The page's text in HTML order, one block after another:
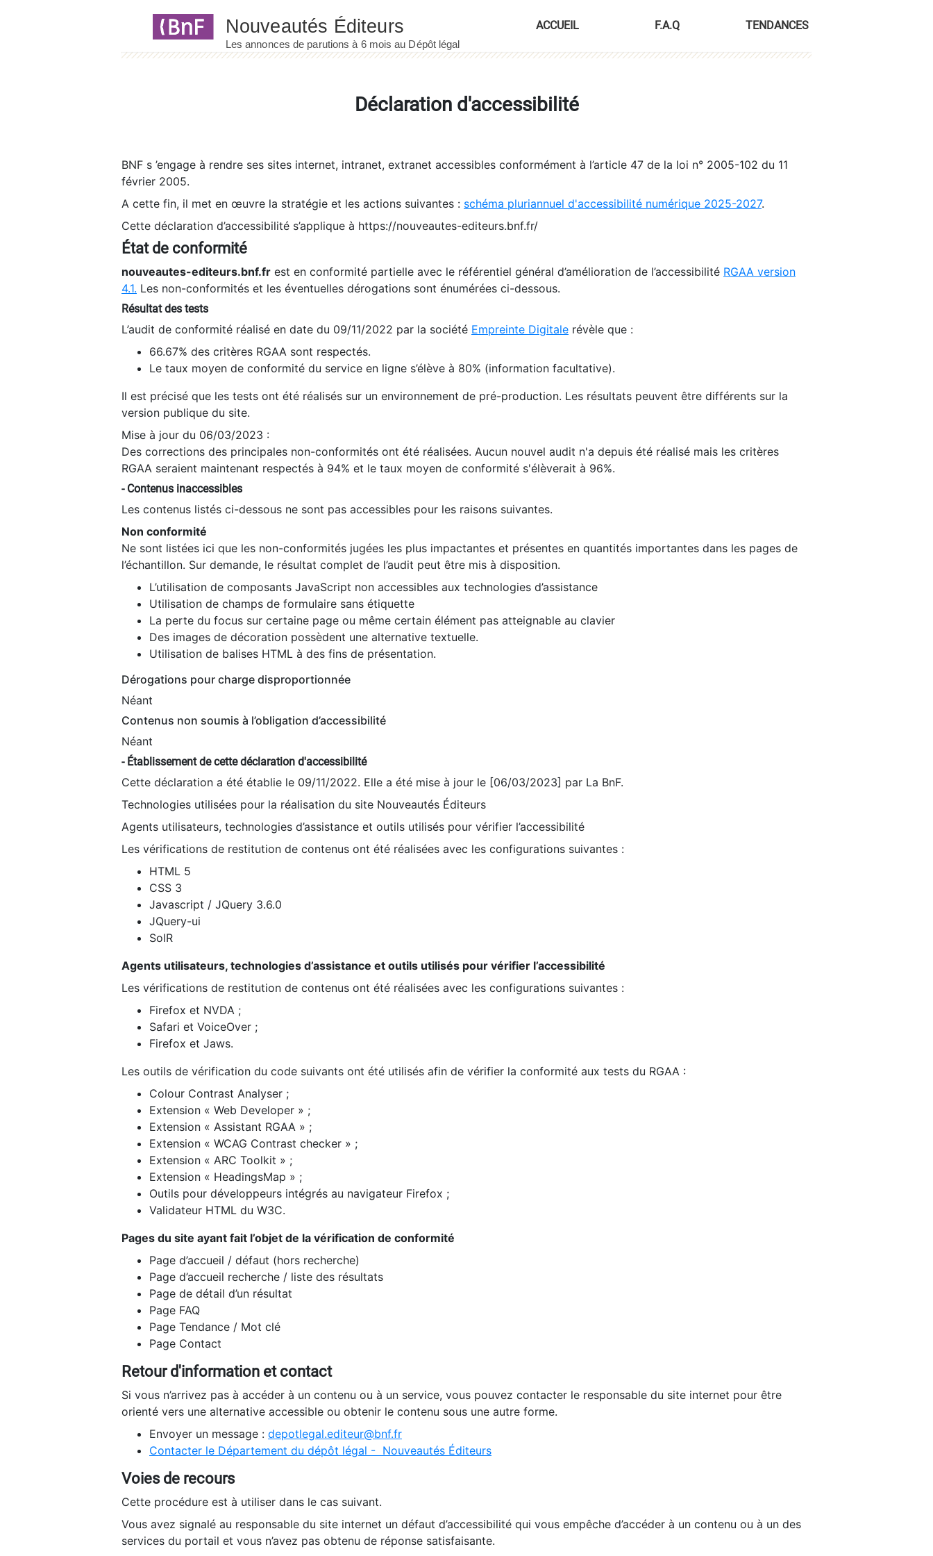
ACCUEIL F.A.Q TENDANCES
Déclaration d'accessibilité
BNF s ’engage à rendre ses sites internet, intranet, extranet accessibles conformément à l’article 47 de la loi n° 2005-102 du 11
février 2005.
A cette fin, il met en œuvre la stratégie et les actions suivantes : schéma pluriannuel d'accessibilité numérique 2025-2027.
Cette déclaration d’accessibilité s’applique à https://nouveautes-editeurs.bnf.fr/
État de conformité
nouveautes-editeurs.bnf.fr est en conformité partielle avec le référentiel général d’amélioration de l’accessibilité RGAA version
4.1. Les non-conformités et les éventuelles dérogations sont énumérées ci-dessous.
Résultat des tests
L’audit de conformité réalisé en date du 09/11/2022 par la société Empreinte Digitale révèle que :
66.67% des critères RGAA sont respectés.
Le taux moyen de conformité du service en ligne s’élève à 80% (information facultative).
Il est précisé que les tests ont été réalisés sur un environnement de pré-production. Les résultats peuvent être différents sur la
version publique du site.
Mise à jour du 06/03/2023 :
Des corrections des principales non-conformités ont été réalisées. Aucun nouvel audit n'a depuis été réalisé mais les critères
RGAA seraient maintenant respectés à 94% et le taux moyen de conformité s'élèverait à 96%.
- Contenus inaccessibles
Les contenus listés ci-dessous ne sont pas accessibles pour les raisons suivantes.
Non conformité
Ne sont listées ici que les non-conformités jugées les plus impactantes et présentes en quantités importantes dans les pages de
l’échantillon. Sur demande, le résultat complet de l’audit peut être mis à disposition.
L’utilisation de composants JavaScript non accessibles aux technologies d’assistance
Utilisation de champs de formulaire sans étiquette
La perte du focus sur certaine page ou même certain élément pas atteignable au clavier
Des images de décoration possèdent une alternative textuelle.
Utilisation de balises HTML à des fins de présentation.
Dérogations pour charge disproportionnée
Néant
Contenus non soumis à l’obligation d’accessibilité
Néant
- Établissement de cette déclaration d'accessibilité
Cette déclaration a été établie le 09/11/2022. Elle a été mise à jour le [06/03/2023] par La BnF.
Technologies utilisées pour la réalisation du site Nouveautés Éditeurs
Agents utilisateurs, technologies d’assistance et outils utilisés pour vérifier l’accessibilité
Les vérifications de restitution de contenus ont été réalisées avec les configurations suivantes :
HTML 5
CSS 3
Javascript / JQuery 3.6.0
JQuery-ui
SolR
Agents utilisateurs, technologies d’assistance et outils utilisés pour vérifier l’accessibilité
Les vérifications de restitution de contenus ont été réalisées avec les configurations suivantes :
Firefox et NVDA ;
Safari et VoiceOver ;
Firefox et Jaws.
Les outils de vérification du code suivants ont été utilisés afin de vérifier la conformité aux tests du RGAA :
Colour Contrast Analyser ;
Extension « Web Developer » ;
Extension « Assistant RGAA » ;
Extension « WCAG Contrast checker » ;
Extension « ARC Toolkit » ;
Extension « HeadingsMap » ;
Outils pour développeurs intégrés au navigateur Firefox ;
Validateur HTML du W3C.
Pages du site ayant fait l’objet de la vérification de conformité
Page d’accueil / défaut (hors recherche)
Page d’accueil recherche / liste des résultats
Page de détail d’un résultat
Page FAQ
Page Tendance / Mot clé
Page Contact
Retour d'information et contact
Si vous n’arrivez pas à accéder à un contenu ou à un service, vous pouvez contacter le responsable du site internet pour être
orienté vers une alternative accessible ou obtenir le contenu sous une autre forme.
Envoyer un message : depotlegal.editeur@bnf.fr
Contacter le Département du dépôt légal - Nouveautés Éditeurs
Voies de recours
Cette procédure est à utiliser dans le cas suivant.
Vous avez signalé au responsable du site internet un défaut d’accessibilité qui vous empêche d’accéder à un contenu ou à un des
services du portail et vous n’avez pas obtenu de réponse satisfaisante.